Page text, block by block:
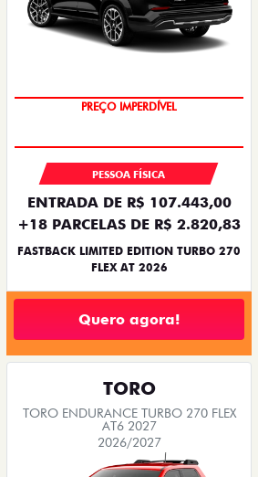
COM USADO NA TROCA
PESSOA FÍSICA
ENTRADA DE R$ 107.443,00
+18 PARCELAS DE R$ 2.820,83
FASTBACK LIMITED EDITION TURBO 270
FLEX AT 2026
Quero agora!
TORO
TORO ENDURANCE TURBO 270 FLEX
AT6 2027
2026/2027